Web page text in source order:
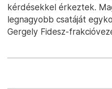
kérdésekkel érkeztek.
legnagyobb csatáját
Gergely Fidesz-